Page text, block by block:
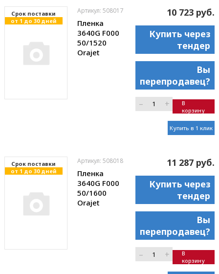
Cрок поставки
от 1 до 30 дней
Артикул: 508017
Пленка
3640G F000
50/1520
Orajet
10 723 руб.
Купить через
тендер
Вы
перепродавец?
– +
В
корзину
Купить в 1 клик
Cрок поставки
от 1 до 30 дней
Артикул: 508018
Пленка
3640G F000
50/1600
Orajet
11 287 руб.
Купить через
тендер
Вы
перепродавец?
– +
В
корзину